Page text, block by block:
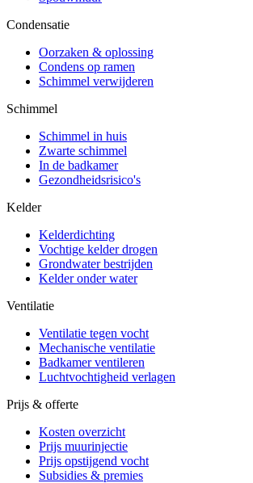
Condensatie
Oorzaken & oplossing
Condens op ramen
Schimmel verwijderen
Schimmel
Schimmel in huis
Zwarte schimmel
In de badkamer
Gezondheidsrisico's
Kelder
Kelderdichting
Vochtige kelder drogen
Grondwater bestrijden
Kelder onder water
Ventilatie
Ventilatie tegen vocht
Mechanische ventilatie
Badkamer ventileren
Luchtvochtigheid verlagen
Prijs & offerte
Kosten overzicht
Prijs muurinjectie
Prijs opstijgend vocht
Subsidies & premies